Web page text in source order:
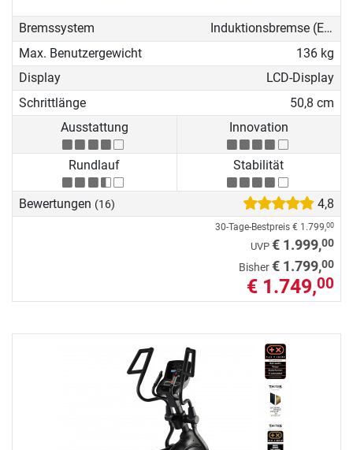
Bremssystem
Induktionsbremse (EMS)
Max. Benutzergewicht
136 kg
Display
LCD-Display
Schrittlänge
50,8 cm
Ausstattung
Innovation
Rundlauf Stabilität
Bewertungen (16) 4,8
30-Tage-Bestpreis € 1.799,00
UVP € 1.999,00
Bisher€ 1.799,00
€ 1.749,00